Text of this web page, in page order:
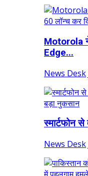
Motorola
Edge...
News Desk
स्मार्टफोन
News Desk